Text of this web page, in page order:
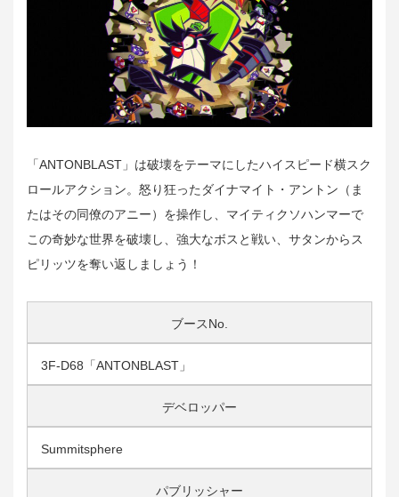
「ANTONBLAST」は破壊をテーマにしたハイスピード横スク
ロールアクション。怒り狂ったダイナマイト・アントン（ま
たはその同僚のアニー）を操作し、マイティクソハンマーで
この奇妙な世界を破壊し、強大なボスと戦い、サタンからス
ピリッツを奪い返しましょう！
ブースNo.
3F-D68「ANTONBLAST」
デベロッパー
Summitsphere
パブリッシャー